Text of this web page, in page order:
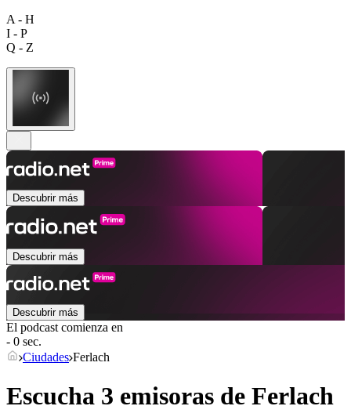
A - H
I - P
Q - Z
Descubrir más
Descubrir más
Descubrir más
El podcast comienza en
- 0 sec.
Ciudades Ferlach
Escucha 3 emisoras de Ferlach